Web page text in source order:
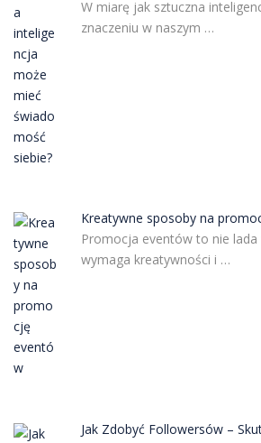
W miarę jak sztuczna
znaczeniu w naszym …
Kreatywne sposoby na
Promocja eventów to nie
wymaga kreatywności i …
Jak Zdobyć Followersów –